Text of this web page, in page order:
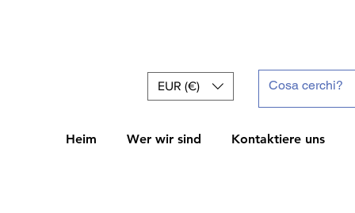
EUR (€)
Heim Wer wir sind Kontaktiere uns